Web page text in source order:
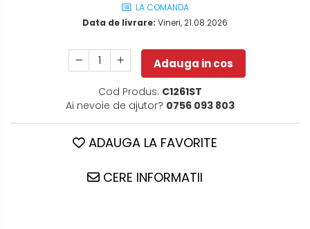
LA COMANDA
Data de livrare: Vineri, 21.08.2026
Adauga in cos
Cod Produs: C1261ST
Ai nevoie de ajutor? 0756 093 803
ADAUGA LA FAVORITE
CERE INFORMATII